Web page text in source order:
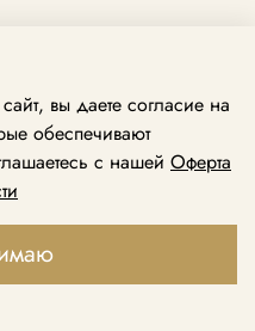
10:00 до 21:00
вы даете согласие на
обеспечивают
с нашей Оферта